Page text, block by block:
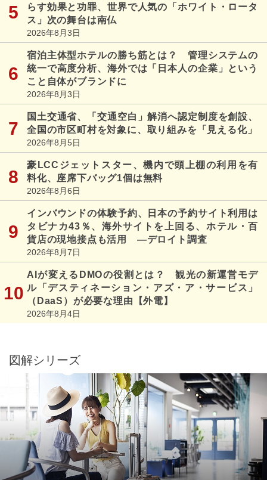
らす効果と功罪、世界で人気の「ホワイト・ロータ
ス」次の舞台は南仏
2026年8月3日
宿泊主体型ホテルの勝ち筋とは？ 管理システムの
統一で高度分析、海外では「日本人の企業」という
こと自体がブランドに
2026年8月3日
国土交通省、「交通空白」解消へ認定制度を創設、
全国の市区町村を対象に、取り組みを「見える化」
2026年8月5日
豪LCCジェットスター、機内で頭上棚の利用を有
料化、座席下バッグ1個は無料
2026年8月6日
インバウンドの体験予約、日本の予約サイト利用は
タビナカ43％、海外サイトを上回る、ホテル・百
貨店の現地接点も活用 ―デロイト調査
2026年8月7日
AIが変えるDMOの役割とは？ 観光の新運営モデ
ル「デスティネーション・アズ・ア・サービス」
（DaaS）が必要な理由【外電】
2026年8月4日
図解シリーズ